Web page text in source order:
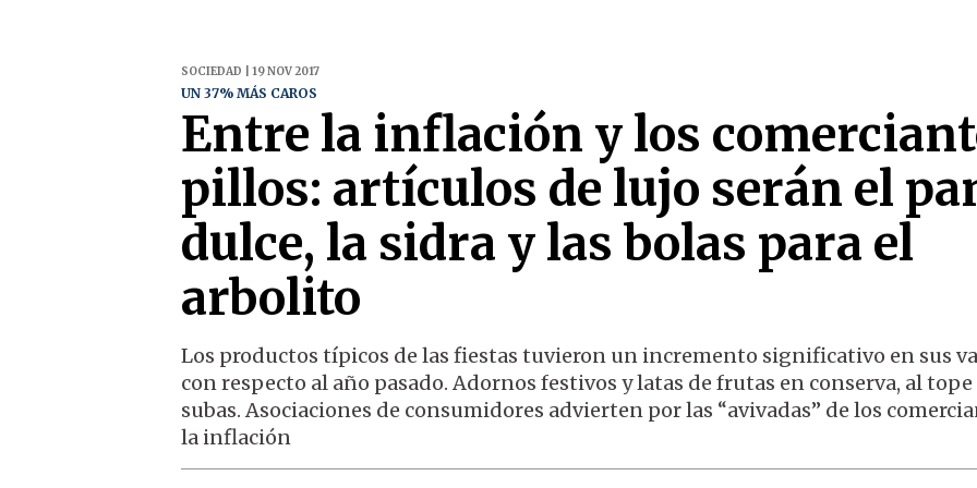
SOCIEDAD | 19 NOV 2017
UN 37% MÁS CAROS
Entre la inflación y los
pillos: artículos de lujo serán el
dulce, la sidra y las bolas para el
arbolito
Los productos típicos de las fiestas tuvieron un incremento significativo en sus
con respecto al año pasado. Adornos festivos y latas de frutas en conserva, al tope
subas. Asociaciones de consumidores advierten por las “avivadas” de los
la inflación